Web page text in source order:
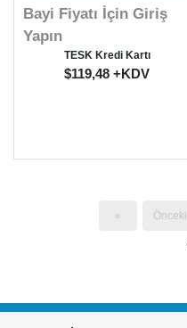
Bayi Fiyatı İçin Giriş
Yapın
TESK Kredi Kartı
$119,48 +KDV
« Önceki